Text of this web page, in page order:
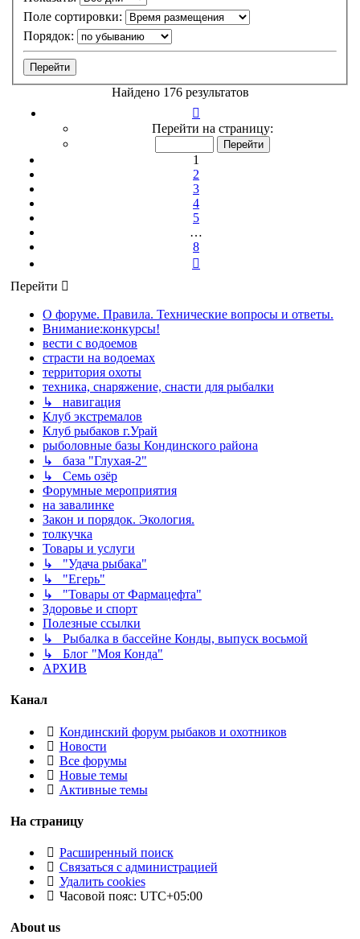
Поле сортировки:
Порядок:
Найдено 176 результатов
1
из
8
Перейти на страницу:
1
2
3
4
5
…
8
Перейти
О форуме. Правила. Технические вопросы и ответы.
Внимание:конкурсы!
вести с водоемов
страсти на водоемах
территория охоты
техника, снаряжение, снасти для рыбалки
↳ навигация
Клуб экстремалов
Клуб рыбаков г.Урай
рыболовные базы Кондинского района
↳ база "Глухая-2"
↳ Семь озёр
Форумные мероприятия
на завалинке
Закон и порядок. Экология.
толкучка
Товары и услуги
↳ "Удача рыбака"
↳ "Егерь"
↳ "Товары от Фармацефта"
Здоровье и спорт
Полезные ссылки
↳ Рыбалка в бассейне Конды, выпуск восьмой
↳ Блог "Моя Конда"
АРХИВ
Канал
Кондинский форум рыбаков и охотников
Новости
Все форумы
Новые темы
Активные темы
На страницу
Расширенный поиск
Связаться с администрацией
Удалить cookies
Часовой пояс: UTC+05:00
About us